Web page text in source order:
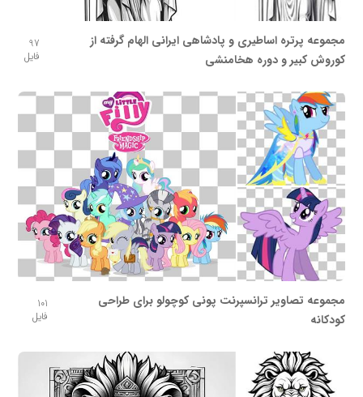
مجموعه پرتره اساطیری و پادشاهی ایرانی الهام گرفته از
کوروش کبیر و دوره هخامنشی
97
فایل
مجموعه تصاویر ترانسپرنت پونی کوچولو برای طراحی
کودکانه
101
فایل